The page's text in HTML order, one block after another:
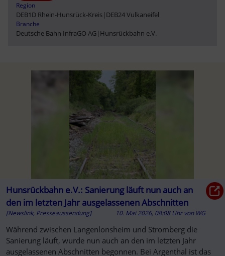
Region
DEB1D Rhein-Hunsrück-Kreis| DEB24 Vulkaneifel
Branche
Deutsche Bahn InfraGO AG| Hunsrückbahn e.V.
Hunsrückbahn e.V.: Sanierung läuft nun auch an
den im letzten Jahr ausgelassenen Abschnitten
[Newslink, Presseaussendung] 10. Mai 2026, 08:08 Uhr von WG
Während zwischen Langenlonsheim und Stromberg die
Sanierung läuft, wurde nun auch an den im letzten Jahr
ausgelassenen Abschnitten begonnen. Bei Argenthal ist das